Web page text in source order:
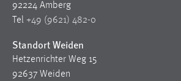
92224 Amberg
Tel +49 (9621) 482-0
Standort Weiden
Hetzenrichter Weg 15
92637 Weiden